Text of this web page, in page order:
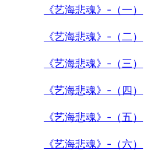
《艺海悲魂》-（一）
《艺海悲魂》-（二）
《艺海悲魂》-（三）
《艺海悲魂》-（四）
《艺海悲魂》-（五）
《艺海悲魂》-（六）